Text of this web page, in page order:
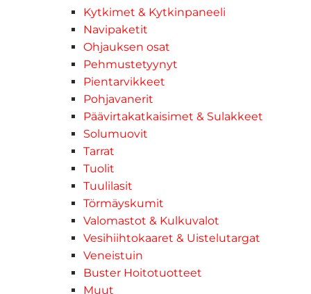
Kytkimet & Kytkinpaneeli
Navipaketit
Ohjauksen osat
Pehmustetyynyt
Pientarvikkeet
Pohjavanerit
Päävirtakatkaisimet & Sulakkeet
Solumuovit
Tarrat
Tuolit
Tuulilasit
Törmäyskumit
Valomastot & Kulkuvalot
Vesihiihtokaaret & Uistelutargat
Veneistuin
Buster Hoitotuotteet
Muut